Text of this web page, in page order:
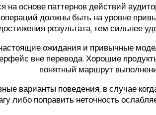
на основе паттернов действий
должны быть на уровне
результата, тем сильнее
ожидания и привычные
вне перевода. Хорошие
понятный маршрут
варианты поведения, в случае
либо поправить неточность